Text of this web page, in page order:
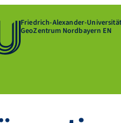
Friedrich-Alexander-Universität
GeoZentrum Nordbayern EN